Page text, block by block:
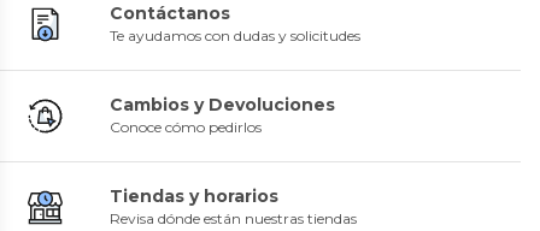
Contáctanos
Te ayudamos con dudas y solicitudes
Cambios y Devoluciones
Conoce cómo pedirlos
Tiendas y horarios
Revisa dónde están nuestras tiendas